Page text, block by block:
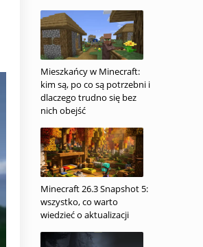
Mieszkańcy w Minecraft:
kim są, po co są potrzebni i
dlaczego trudno się bez
nich obejść
Minecraft 26.3 Snapshot 5:
wszystko, co warto
wiedzieć o aktualizacji